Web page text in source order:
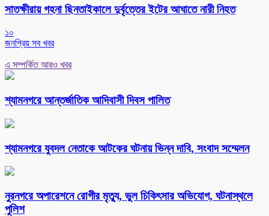
সাতক্ষীরায় গহনা ছিনতাইকালে দুর্বৃত্তের ইটের আঘাতে নারী নিহত
১০
জনপ্রিয় সব খবর
এ সম্পর্কিত আরও খবর
শ্যামনগরে আন্তর্জাতিক আদিবাসী দিবস পালিত
শ্যামনগরে যুবদল নেতাকে আটকের ঘটনায় ভিন্ন দাবি, সংবাদ সম্মেলন
নুরনগরে অপারেশনে রোগীর মৃত্যু, ভুল চিকিৎসার অভিযোগ, ঘটনাস্থলে
পুলিশ